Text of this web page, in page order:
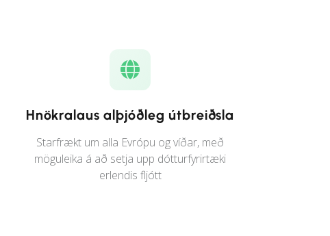
Hnökralaus alþjóðleg útbreiðsla
Starfrækt um alla Evrópu og víðar, með
möguleika á að setja upp dótturfyrirtæki
erlendis fljótt